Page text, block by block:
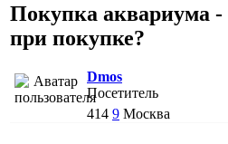
Покупка аквариума -
при покупке?
Dmos
Посетитель
414 9 Москва